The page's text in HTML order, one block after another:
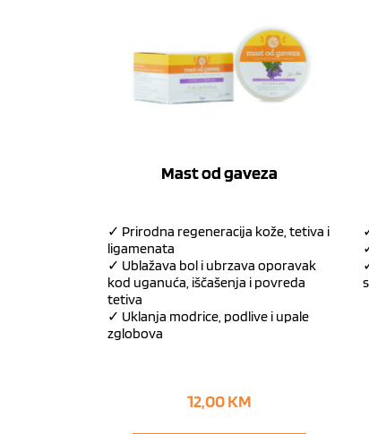
Mast od gaveza
✓ Prirodna regeneracija kože, tetiva i
ligamenata
✓ Ublažava bol i ubrzava oporavak
kod uganuća, iščašenja i povreda
tetiva
✓ Uklanja modrice, podlive i upale
zglobova
12,00KM